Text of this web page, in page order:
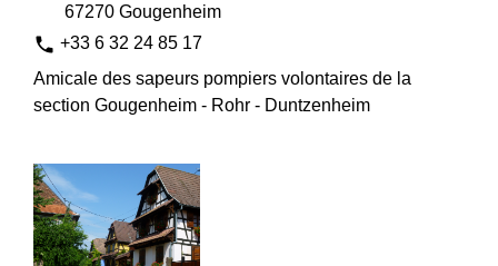
67270 Gougenheim
phone +33 6 32 24 85 17
Amicale des sapeurs pompiers volontaires de la
section Gougenheim - Rohr - Duntzenheim